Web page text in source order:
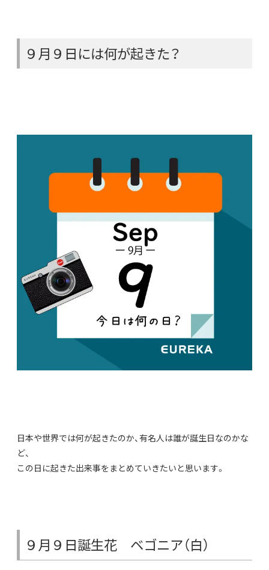
９月９日には何が起きた？
日本や世界では何が起きたのか、有名人は誰が誕生日なのかな
ど、
この日に起きた出来事をまとめていきたいと思います。
９月９日誕生花 ベゴニア（白）